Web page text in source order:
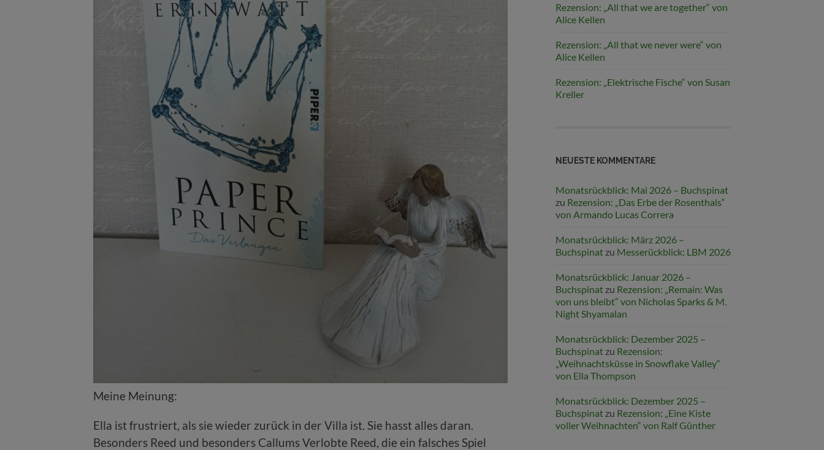
Meine Meinung:
Ella ist frustriert, als sie wieder zurück in der Villa ist. Sie hasst alles daran.
Besonders Reed und besonders Callums Verlobte Reed, die ein falsches Spiel
Rezension: „All that we are together“ von
Alice Kellen
Rezension: „All that we never were“ von
Alice Kellen
Rezension: „Elektrische Fische“ von Susan
Kreller
NEUESTE KOMMENTARE
Monatsrückblick: Mai 2026 – Buchspinat
zu Rezension: „Das Erbe der Rosenthals“
von Armando Lucas Correra
Monatsrückblick: März 2026 –
Buchspinat zu Messerückblick: LBM 2026
Monatsrückblick: Januar 2026 –
Buchspinat zu Rezension: „Remain: Was
von uns bleibt“ von Nicholas Sparks & M.
Night Shyamalan
Monatsrückblick: Dezember 2025 –
Buchspinat zu Rezension:
„Weihnachtsküsse in Snowflake Valley“
von Ella Thompson
Monatsrückblick: Dezember 2025 –
Buchspinat zu Rezension: „Eine Kiste
voller Weihnachten“ von Ralf Günther